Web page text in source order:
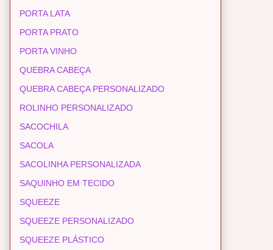
PORTA LATA
PORTA PRATO
PORTA VINHO
QUEBRA CABEÇA
QUEBRA CABEÇA PERSONALIZADO
ROLINHO PERSONALIZADO
SACOCHILA
SACOLA
SACOLINHA PERSONALIZADA
SAQUINHO EM TECIDO
SQUEEZE
SQUEEZE PERSONALIZADO
SQUEEZE PLÁSTICO